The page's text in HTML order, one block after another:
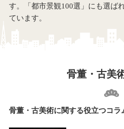
す。「都市景観100選」にも選ば
ています。
骨董・古美
骨董・古美術に関する役立つコラ